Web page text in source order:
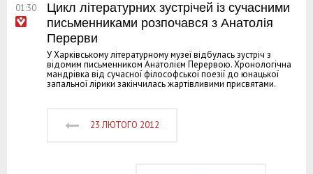
01:30
Цикл літературних зустрічей із сучасними
письменниками розпочався з Анатолія
Перерви
У Харківському літературному музеї відбулась зустріч з
відомим письменником Анатолієм Перервою. Хронологічна
мандрівка від сучасної філософської поезії до юнацької
запальної лірики закінчилась жартівливими присвятами.
23 ЛЮТОГО 2012